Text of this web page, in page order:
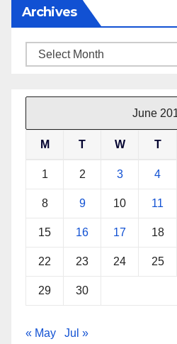
Archives
Archives
June
M T W T
1 2 3 4
8 9 10 11
15 16 17 18
22 23 24 25
29 30
« May Jul »